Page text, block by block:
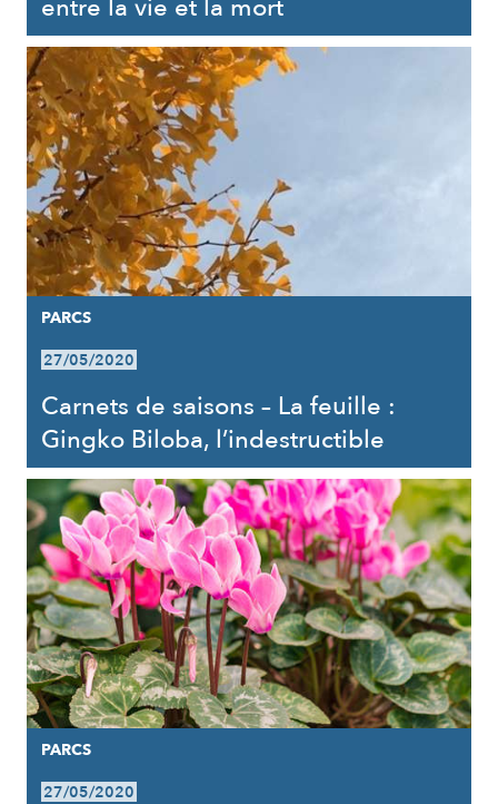
entre la vie et la mort
PARCS
27/05/2020
Carnets de saisons – La feuille :
Gingko Biloba, l’indestructible
PARCS
27/05/2020